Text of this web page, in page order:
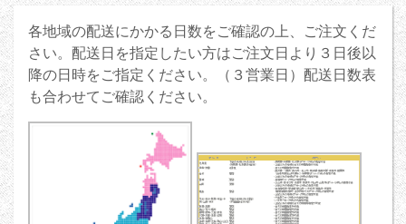
各地域の配送にかかる日数をご確認の上、ご注文くだ
さい。配送日を指定したい方はご注文日より３日後以
降の日時をご指定ください。（３営業日）配送日数表
も合わせてご確認ください。